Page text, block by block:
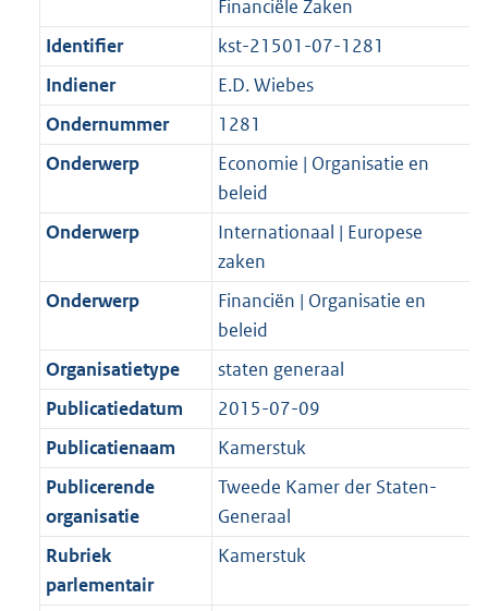
Financiële Zaken
Identifier
kst-21501-07-1281
Indiener
E.D. Wiebes
Ondernummer
1281
Onderwerp
Economie | Organisatie en
beleid
Onderwerp
Internationaal | Europese
zaken
Onderwerp
Financiën | Organisatie en
beleid
Organisatietype
staten generaal
Publicatiedatum
2015-07-09
Publicatienaam
Kamerstuk
Publicerende
organisatie
Tweede Kamer der Staten-
Generaal
Rubriek
parlementair
Kamerstuk